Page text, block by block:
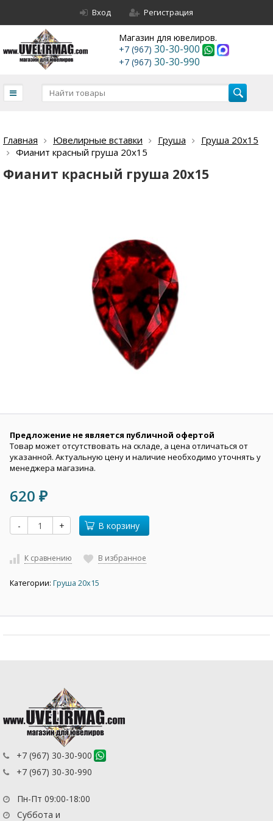
Вход Регистрация
Магазин для ювелиров.
+7 (967) 30-30-900
+7 (967) 30-30-990
Главная Ювелирные вставки Груша
Груша 20х15
Фианит красный груша 20х15
Фианит красный груша 20х15
Предложение не является публичной офертой
Товар может отсутствовать на складе, а цена отличаться от
указанной. Актуальную цену и наличие необходимо уточнять у
менеджера магазина.
620 ₽
- + В корзину
К сравнению В избранное
Категории: Груша 20х15
+7 (967) 30-30-900
+7 (967) 30-30-990
Пн-Пт 09:00-18:00
Суббота и